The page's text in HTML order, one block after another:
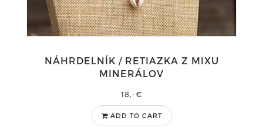
NÁHRDELNÍK / RETIAZKA Z MIXU
MINERÁLOV
18,-€
ADD TO CART